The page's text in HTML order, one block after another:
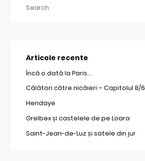
Articole recente
Încă o dată la Paris…
Călători către nicăieri – Capitolul 8/6
Hendaye
Grelbex și castelele de pe Loara
Saint-Jean-de-Luz și satele din jur